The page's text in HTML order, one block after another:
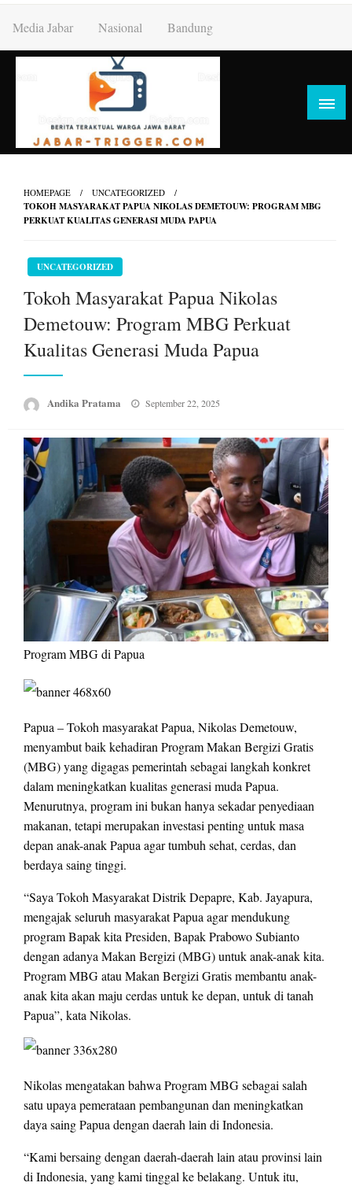
content
Media Jabar Nasional Bandung
HOMEPAGE UNCATEGORIZED
TOKOH MASYARAKAT PAPUA NIKOLAS DEMETOUW: PROGRAM MBG
PERKUAT KUALITAS GENERASI MUDA PAPUA
UNCATEGORIZED
Tokoh Masyarakat Papua Nikolas
Demetouw: Program MBG Perkuat
Kualitas Generasi Muda Papua
Andika Pratama
Posted
September 22, 2025
Program MBG di Papua
Papua – Tokoh masyarakat Papua, Nikolas Demetouw,
menyambut baik kehadiran Program Makan Bergizi Gratis
(MBG) yang digagas pemerintah sebagai langkah konkret
dalam meningkatkan kualitas generasi muda Papua.
Menurutnya, program ini bukan hanya sekadar penyediaan
makanan, tetapi merupakan investasi penting untuk masa
depan anak-anak Papua agar tumbuh sehat, cerdas, dan
berdaya saing tinggi.
“Saya Tokoh Masyarakat Distrik Depapre, Kab. Jayapura,
mengajak seluruh masyarakat Papua agar mendukung
program Bapak kita Presiden, Bapak Prabowo Subianto
dengan adanya Makan Bergizi (MBG) untuk anak-anak kita.
Program MBG atau Makan Bergizi Gratis membantu anak-
anak kita akan maju cerdas untuk ke depan, untuk di tanah
Papua”, kata Nikolas.
Nikolas mengatakan bahwa Program MBG sebagai salah
satu upaya pemerataan pembangunan dan meningkatkan
daya saing Papua dengan daerah lain di Indonesia.
“Kami bersaing dengan daerah-daerah lain atau provinsi lain
di Indonesia, yang kami tinggal ke belakang. Untuk itu,